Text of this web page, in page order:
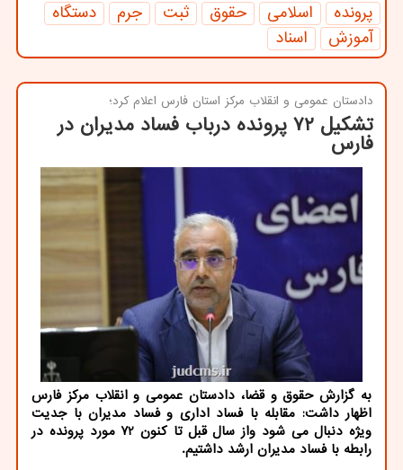
پرونده اسلامی حقوق ثبت جرم
دستگاه
آموزش
اسناد
دادستان عمومی و انقلاب مركز استان فارس اعلام كرد؛
تشکیل ۷۲ پرونده درباب فساد مدیران در
فارس
به گزارش حقوق و قضا، دادستان عمومی و انقلاب مرکز فارس
اظهار داشت: مقابله با فساد اداری و فساد مدیران با جدیت
ویژه دنبال می شود واز سال قبل تا کنون 72 مورد پرونده در
رابطه با فساد مدیران ارشد داشتیم.